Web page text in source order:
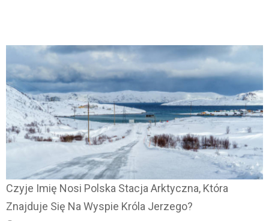
Czyje Imię Nosi Polska Stacja Arktyczna, Która
Znajduje Się Na Wyspie Króla Jerzego?